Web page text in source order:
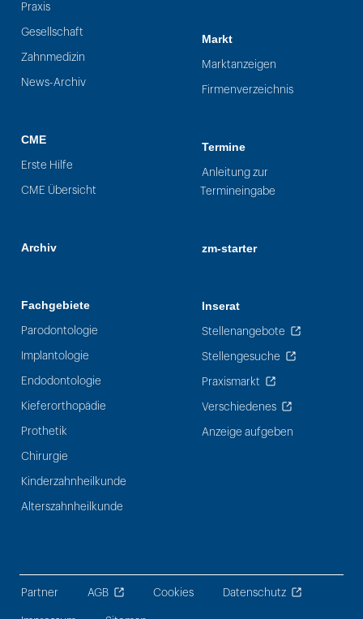
Praxis
Gesellschaft
Zahnmedizin
News-Archiv
CME
Erste Hilfe
CME Übersicht
Archiv
Fachgebiete
Parodontologie
Implantologie
Endodontologie
Kieferorthopädie
Prothetik
Chirurgie
Kinderzahnheilkunde
Alterszahnheilkunde
Markt
Marktanzeigen
Firmenverzeichnis
Termine
Anleitung zur
Termineingabe
zm-starter
Inserat
Stellenangebote
Stellengesuche
Praxismarkt
Verschiedenes
Anzeige aufgeben
Partner AGB Cookies Datenschutz